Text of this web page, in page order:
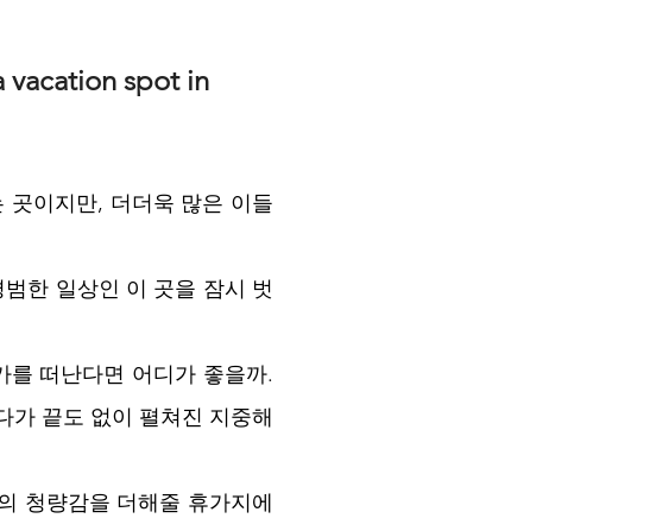
vacation spot in
곳이지만, 더더욱 많은 이들
한 일상인 이 곳을 잠시 벗
떠난다면 어디가 좋을까.
가 끝도 없이 펼쳐진 지중해
청량감을 더해줄 휴가지에